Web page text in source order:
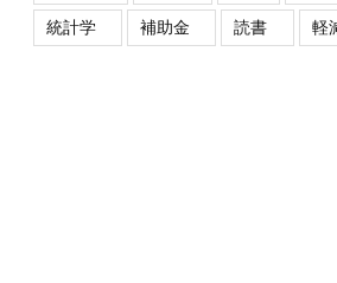
統計学 補助金 読書 軽